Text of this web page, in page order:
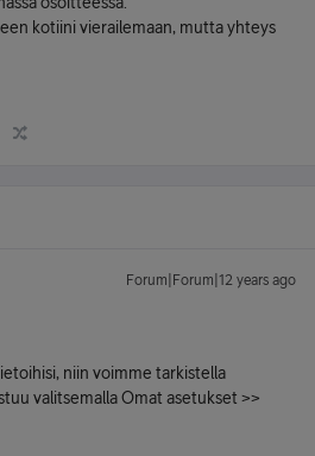
kotiini vierailemaan, mutta yhteys
Forum|Forum|12 years ago
niin voimme tarkistella
valitsemalla Omat asetukset >>